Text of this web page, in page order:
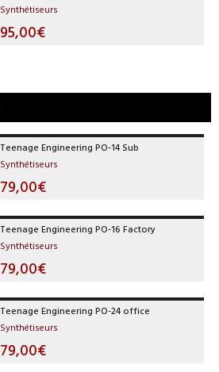
Synthétiseurs
95,00€
Teenage Engineering PO-14 Sub
Synthétiseurs
79,00€
Teenage Engineering PO-16 Factory
Synthétiseurs
79,00€
Teenage Engineering PO-24 office
Synthétiseurs
79,00€